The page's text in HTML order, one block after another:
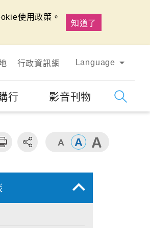
使用政策。
知道了
行政資訊網 Language
行 影音刊物